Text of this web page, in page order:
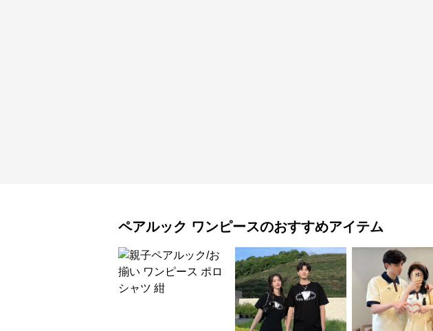
ペアルック ワンピースのおすすめアイテム